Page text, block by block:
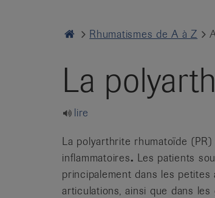
Home
Rhumatismes de A à Z
La
lire
La polyarthrite rhumatoïde
inflammatoires. Les patients
principalement dans les
articulations, ainsi que dans